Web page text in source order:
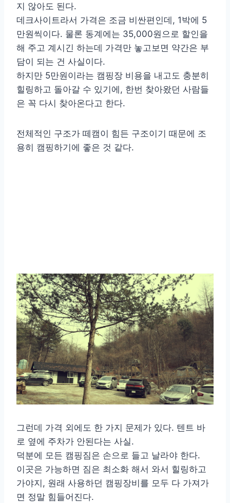
지 않아도 된다.
데크사이트라서 가격은 조금 비싼편인데, 1박에 5
만원씩이다. 물론 동계에는 35,000원으로 할인을
해 주고 계시긴 하는데 가격만 놓고보면 약간은 부
담이 되는 건 사실이다.
하지만 5만원이라는 캠핑장 비용을 내고도 충분히
힐링하고 돌아갈 수 있기에, 한번 찾아왔던 사람들
은 꼭 다시 찾아온다고 한다.
전체적인 구조가 떼캠이 힘든 구조이기 때문에 조
용히 캠핑하기에 좋은 것 같다.
그런데 가격 외에도 한 가지 문제가 있다. 텐트 바
로 옆에 주차가 안된다는 사실.
덕분에 모든 캠핑짐은 손으로 들고 날라야 한다.
이곳은 가능하면 짐은 최소화 해서 와서 힐링하고
가야지, 원래 사용하던 캠핑장비를 모두 다 가져가
면 정말 힘들어진다.